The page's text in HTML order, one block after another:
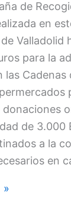
de
en
Valladolid
para la
las Cadenas
de 3.000
a la
en
»